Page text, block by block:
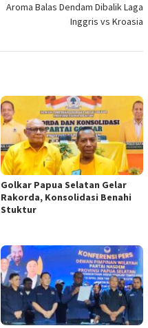
Aroma Balas Dendam Dibalik Laga
Inggris vs Kroasia
Golkar Papua Selatan Gelar
Rakorda, Konsolidasi Benahi
Stuktur